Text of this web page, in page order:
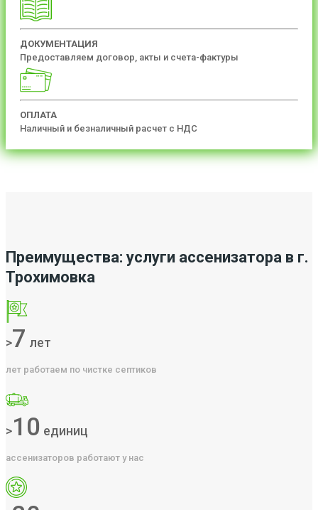
ДОКУМЕНТАЦИЯ
Предоставляем договор, акты и счета-фактуры
ОПЛАТА
Наличный и безналичный расчет с НДС
Преимущества: услуги ассенизатора в г.
Трохимовка
>7 лет
лет работаем по чистке септиков
>10 единиц
ассенизаторов работают у нас